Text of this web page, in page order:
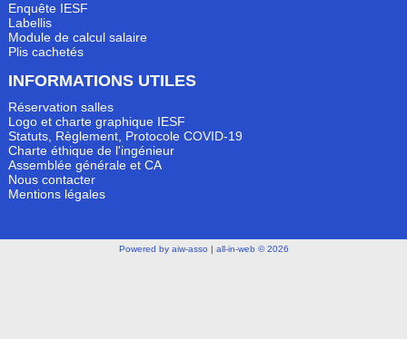
Enquête IESF
Labellis
Module de calcul salaire
Plis cachetés
INFORMATIONS UTILES
Réservation salles
Logo et charte graphique IESF
Statuts, Règlement, Protocole COVID-19
Charte éthique de l'ingénieur
Assemblée générale et CA
Nous contacter
Mentions légales
Powered by aiw-asso | all-in-web © 2026